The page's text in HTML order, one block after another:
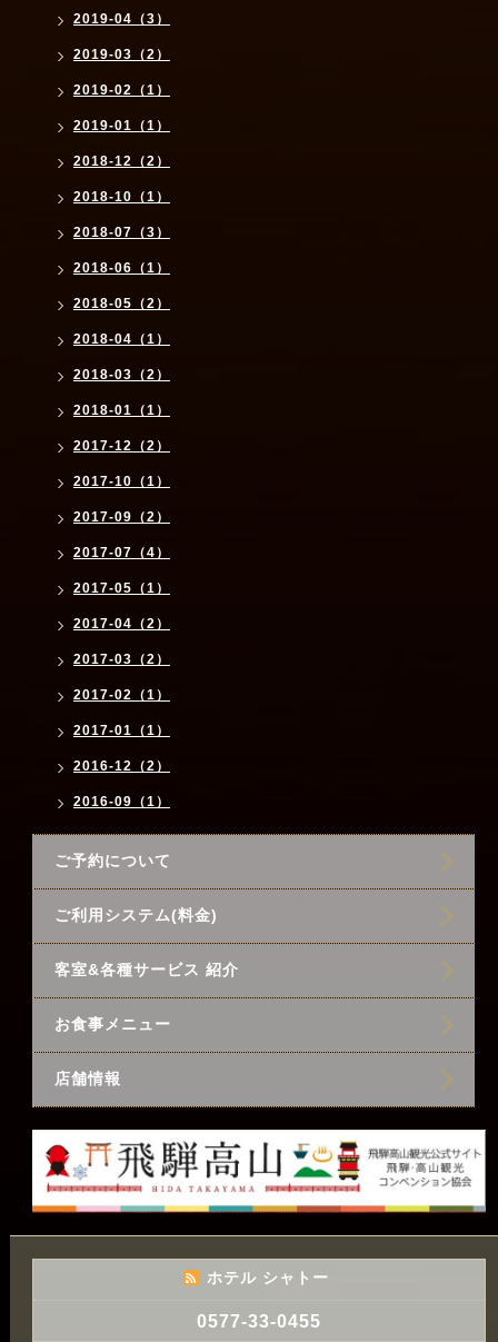
2019-04（3）
2019-03（2）
2019-02（1）
2019-01（1）
2018-12（2）
2018-10（1）
2018-07（3）
2018-06（1）
2018-05（2）
2018-04（1）
2018-03（2）
2018-01（1）
2017-12（2）
2017-10（1）
2017-09（2）
2017-07（4）
2017-05（1）
2017-04（2）
2017-03（2）
2017-02（1）
2017-01（1）
2016-12（2）
2016-09（1）
ご予約について
ご利用システム(料金)
客室&各種サービス 紹介
お食事メニュー
店舗情報
ホテル シャトー
0577-33-0455